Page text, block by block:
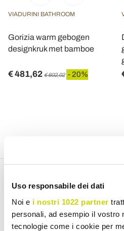
Uso responsabile dei dati
Noi e i nostri 1022 partner
personali, ad esempio il vostro
tecnologie come i cookie per
VIADURINI BATHROOM
Gorizia warm gebogen
designkruk met bamboe
€ 481,62 € 602,02 - 20%
Email